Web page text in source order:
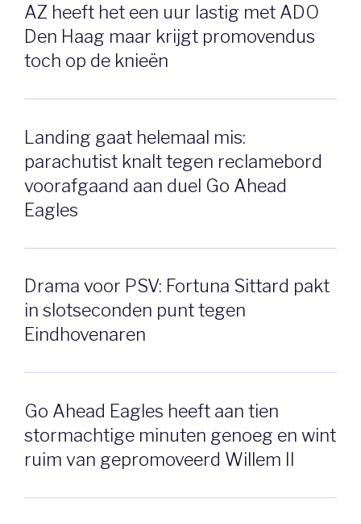
AZ heeft het een uur lastig met ADO
Den Haag maar krijgt promovendus
toch op de knieën
Landing gaat helemaal mis:
parachutist knalt tegen reclamebord
voorafgaand aan duel Go Ahead
Eagles
Drama voor PSV: Fortuna Sittard pakt
in slotseconden punt tegen
Eindhovenaren
Go Ahead Eagles heeft aan tien
stormachtige minuten genoeg en wint
ruim van gepromoveerd Willem II